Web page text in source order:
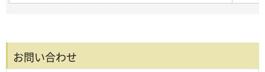
お問い合わせ